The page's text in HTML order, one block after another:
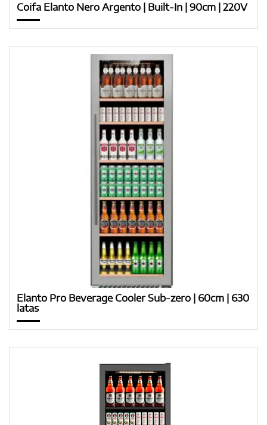
Coifa Elanto Nero Argento | Built-In | 90cm | 220V
Elanto Pro Beverage Cooler Sub-zero | 60cm | 630
latas